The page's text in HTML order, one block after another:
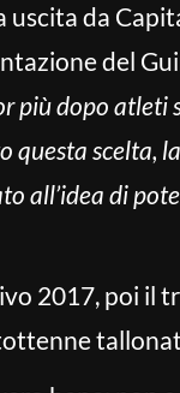
uscita da
del
più dopo atleti
questa scelta,
all’idea di
2017, poi il